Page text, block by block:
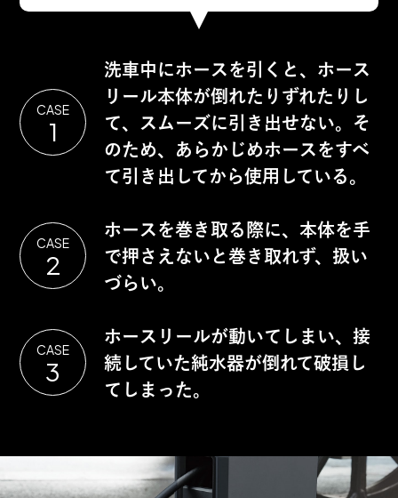
CASE
1
洗車中にホースを引くと、ホース
リール本体が倒れたりずれたりし
て、スムーズに引き出せない。そ
のため、あらかじめホースをすべ
て引き出してから使用している。
CASE
2
ホースを巻き取る際に、本体を手
で押さえないと巻き取れず、扱い
づらい。
CASE
3
ホースリールが動いてしまい、接
続していた純水器が倒れて破損し
てしまった。